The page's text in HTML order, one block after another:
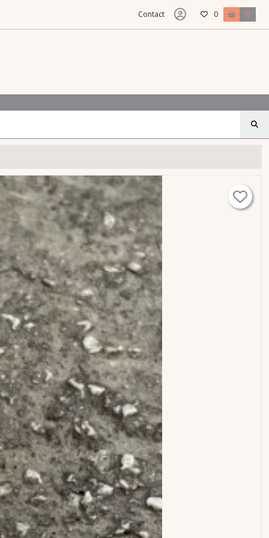
Contact 0 0